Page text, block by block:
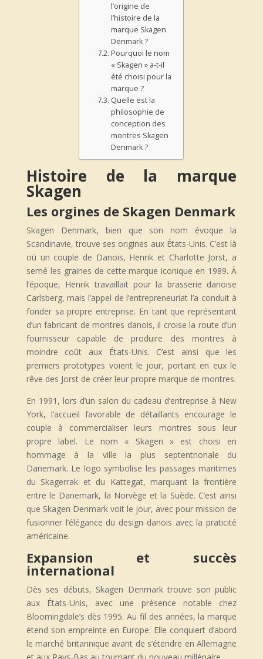
l’origine de
l’histoire de la
marque Skagen
Denmark ?
Pourquoi le nom
« Skagen » a-t-il
été choisi pour la
marque ?
Quelle est la
philosophie de
conception des
montres Skagen
Denmark ?
Histoire de la marque
Skagen
Les orgines de Skagen Denmark
Skagen Denmark, bien que son nom évoque la
Scandinavie, trouve ses origines aux États-Unis. C’est là
où un couple de Danois, Henrik et Charlotte Jorst, a
semé les graines de cette marque iconique en 1989. À
l’époque, Henrik travaillait pour la brasserie danoise
Carlsberg, mais l’appel de l’entrepreneuriat l’a conduit à
fonder sa propre entreprise. En tant que représentant
d’un fabricant de montres danois, il croise la route d’un
fournisseur capable de produire des montres à
moindre coût aux États-Unis. C’est ainsi que les
premiers prototypes voient le jour, portant en eux le
rêve des Jorst de créer leur propre marque de montres.
En 1991, lors d’un salon du cadeau d’entreprise à New
York, l’accueil favorable de détaillants encourage le
couple à commercialiser leurs montres sous leur
propre label. Le nom « Skagen » est choisi en
hommage à la ville la plus septentrionale du
Danemark. Le logo symbolise les passages maritimes
du Skagerrak et du Kattegat, marquant la frontière
entre le Danemark, la Norvège et la Suède. C’est ainsi
que Skagen Denmark voit le jour, avec pour mission de
fusionner l’élégance du design danois avec la praticité
américaine.
Expansion et succès
international
Dès ses débuts, Skagen Denmark trouve son public
aux États-Unis, avec une présence notable chez
Bloomingdale’s dès 1995. Au fil des années, la marque
étend son empreinte en Europe. Elle conquiert d’abord
le marché britannique avant de s’étendre en Allemagne